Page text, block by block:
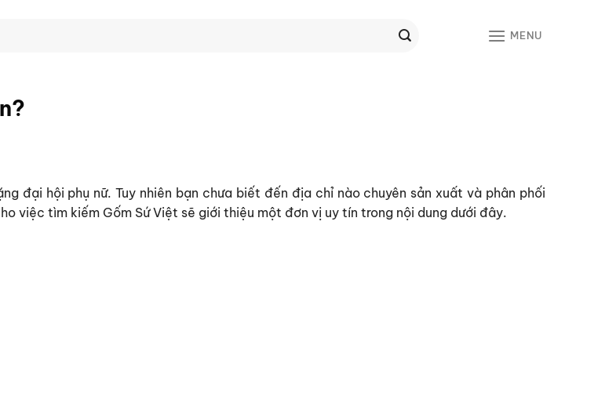
MENU
đại hội phụ nữ. Tuy nhiên bạn chưa biết đến địa chỉ nào chuyên sản xuất và phân phối
việc tìm kiếm Gốm Sứ Việt sẽ giới thiệu một đơn vị uy tín trong nội dung dưới đây.